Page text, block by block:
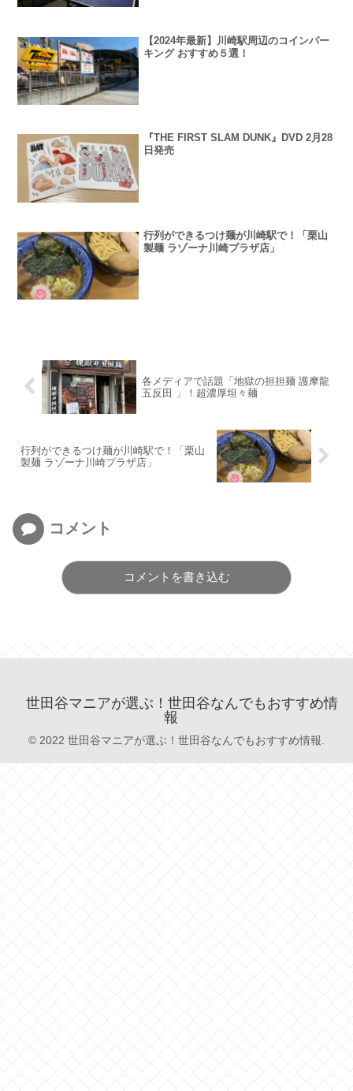
【2024年最新】川崎駅周辺のコインパー
キング おすすめ５選！
『THE FIRST SLAM DUNK』DVD 2月28
日発売
行列ができるつけ麺が川崎駅で！「栗山
製麺 ラゾーナ川崎プラザ店」
各メディアで話題「地獄の担担麺 護摩龍
五反田 」！超濃厚坦々麺
行列ができるつけ麺が川崎駅で！「栗山
製麺 ラゾーナ川崎プラザ店」
コメント
コメントを書き込む
世田谷マニアが選ぶ！世田谷なんでもおすすめ情
報
© 2022 世田谷マニアが選ぶ！世田谷なんでもおすすめ情報.